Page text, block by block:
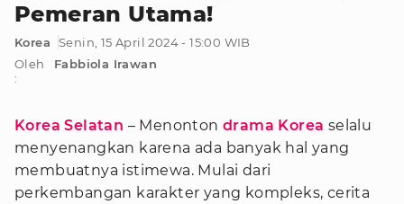
Pemeran Utama!
Korea
Senin, 15 April 2024 - 15:00 WIB
Oleh
:
Fabbiola Irawan
Korea Selatan – Menontondrama Korea selalu
menyenangkan karena ada banyak hal yang
membuatnya istimewa. Mulai dari
perkembangan karakter yang kompleks, cerita